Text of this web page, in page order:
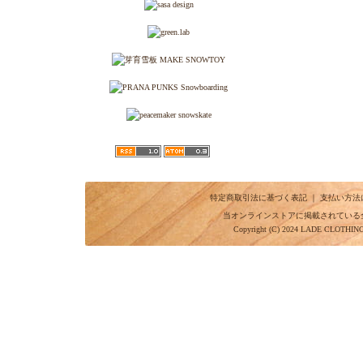
特定商取引法に基づく表記｜ 支払い方法
当オンラインストアに掲載されてい
Copyright (C) 2024 LADE